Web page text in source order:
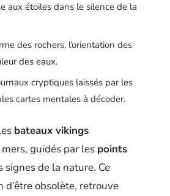
aux étoiles dans le silence de la
des rochers, l’orientation des
des eaux.
cryptiques laissés par les
cartes mentales à décoder.
bateaux vikings
guidés par les points
signes de la nature. Ce
d’être obsolète, retrouve